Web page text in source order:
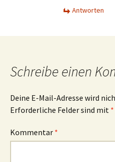
Antworten
Schreibe einen
Deine E-Mail-Adresse wird
Erforderliche Felder sind mit *
Kommentar *